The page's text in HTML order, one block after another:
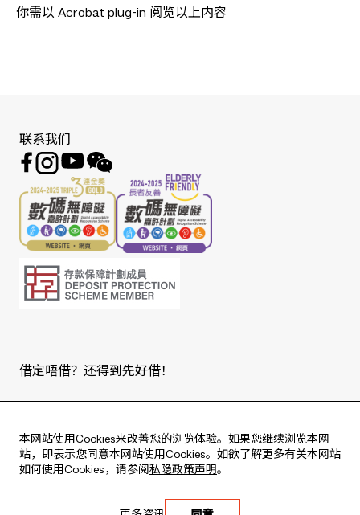
你需以 Acrobat plug-in 阅览以上内容
本网站使用Cookies来改善您的浏览体验。如果您继续浏览本网
站，即表示您同意本网站使用Cookies。如欲了解更多有关本网站
如何使用Cookies，请参阅 私隐政策声明。
联系我们
借定唔借？还得到先好借！
Live every moment